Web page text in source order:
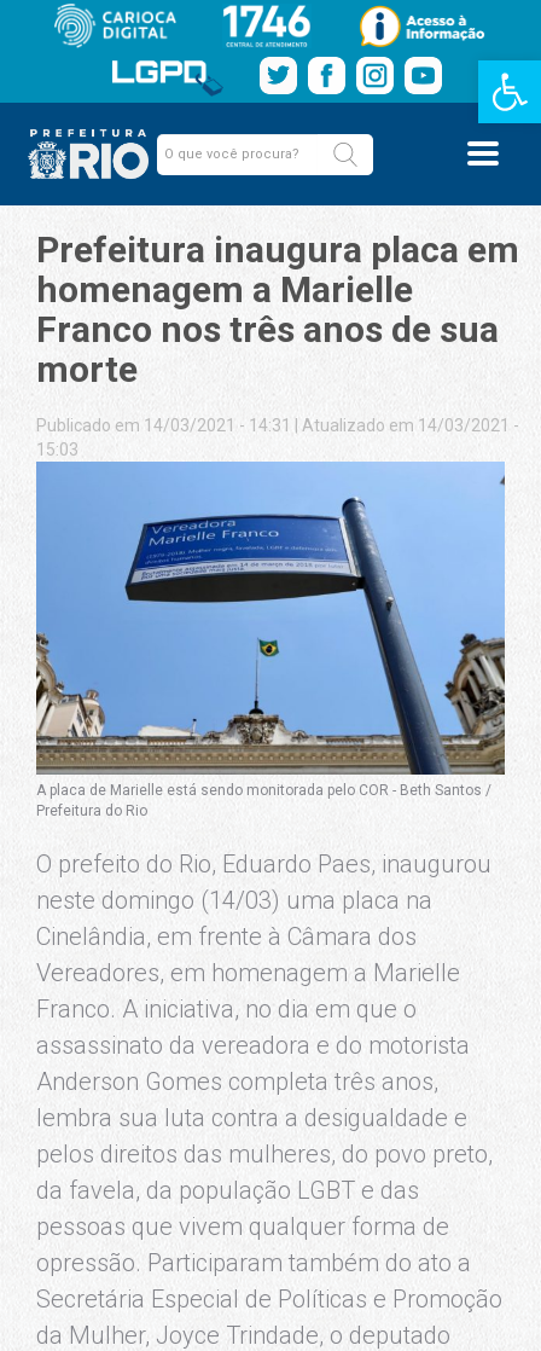
Barra de
Prefeitura inaugura placa em
homenagem a Marielle
Franco nos três anos de sua
morte
Publicado em 14/03/2021 - 14:31
Atualizado em 14/03/2021 -
15:03
A placa de Marielle está sendo monitorada pelo COR - Beth Santos /
Prefeitura do Rio
O prefeito do Rio, Eduardo Paes, inaugurou
neste domingo (14/03) uma placa na
Cinelândia, em frente à Câmara dos
Vereadores, em homenagem a Marielle
Franco. A iniciativa, no dia em que o
assassinato da vereadora e do motorista
Anderson Gomes completa três anos,
lembra sua luta contra a desigualdade e
pelos direitos das mulheres, do povo preto,
da favela, da população LGBT e das
pessoas que vivem qualquer forma de
opressão. Participaram também do ato a
Secretária Especial de Políticas e Promoção
da Mulher, Joyce Trindade, o deputado